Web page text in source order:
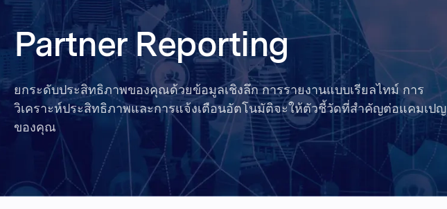
Partner Reporting
Partner Management
Partner Intelligence
Partner Explorer
Partner Pay
เครื่องมือ
Partner Tracking
Partner Compliance
Rewards
Reach
มาร์เก็ตเพลส
Finance Marketplace
Retail Marketplace
Travel Marketplace
Enterprise
Standard
Premium
Advanced
เครื่องมือ
ไดเรกทอรีผู้โฆษณา
Rewards
ผู้เผยแพร่ด้านการจูงใจ
ผู้เผยแพร่เนื้อหา
ผู้เผยแพร่ด้านเทคโนโลยี
ผู้เผยแพร่บนแอปมือถือ
อินฟลูเอนเซอร์
แพลตฟอร์มผู้เผยแพร่
Service Plans
Rewards
Finance Marketplace
Retail Marketplace
Travel Marketplace
Partner Reporting
ยกระดับประสิทธิภาพของคุณด้วยข้อมูลเชิงลึก การรายงานแบบเรียลไทม์ การ
วิเคราะห์ประสิทธิภาพและการแจ้งเตือนอัตโนมัติจะให้ตัวชี้วัดที่สำคัญต่อแคมเปญ
ของคุณ